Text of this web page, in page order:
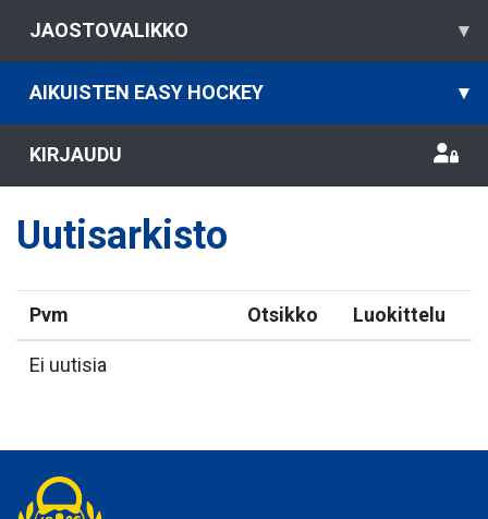
JAOSTOVALIKKO ▾
AIKUISTEN EASY HOCKEY ▾
KIRJAUDU
Uutisarkisto
Pvm Otsikko Luokittelu
Ei uutisia